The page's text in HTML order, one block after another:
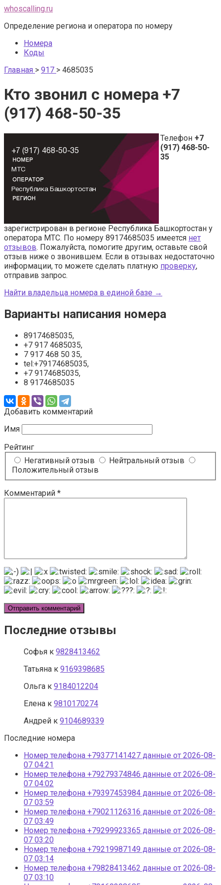
Перейти
контенту
whoscalling.ru
Определение региона и оператора по номеру
Номера
Коды
Главная > 917 > 4685035
Кто звонил с номера +7
(917) 468-50-35
Телефон +7
(917) 468-50-
35
зарегистрирован в регионе Республика Башкортостан у
оператора МТС. По номеру 89174685035 имеется нет
отзывов. Пожалуйста, помогите другим, оставьте свой
отзыв ниже о звонившем. Если в отзывах недостаточно
информации, то можете сделать платную проверку,
отправив запрос.
Найти владельца номера в единой базе →
Варианты написания номера
89174685035,
+7 917 4685035,
7 917 468 50 35,
tel:+79174685035,
+7 9174685035,
8 9174685035
Добавить комментарий
Имя
Рейтинг
Негативный отзыв
Нейтральный отзыв
Положительный отзыв
Комментарий *
Последние отзывы
Софья к 9828413462
Татьяна к 9169398685
Ольга к 9184012204
Елена к 9810170274
Андрей к 9104689339
Последние номера
Номер телефона +79377141427 данные от 2026-08-
07 04:21
Номер телефона +79279374846 данные от 2026-08-
07 04:02
Номер телефона +79397453984 данные от 2026-08-
07 03:59
Номер телефона +79021126316 данные от 2026-08-
07 03:49
Номер телефона +79299923365 данные от 2026-08-
07 03:20
Номер телефона +79219987149 данные от 2026-08-
07 03:14
Номер телефона +79828413462 данные от 2026-08-
07 03:10